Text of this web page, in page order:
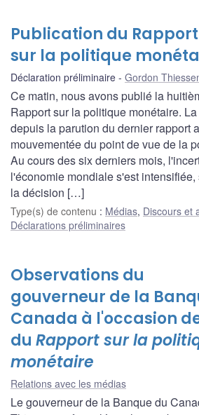
Publication du Rapport
sur la politique
Déclaration préliminaire Gordon
Ce matin, nous avons publié la
Rapport sur la politique monétaire.
depuis la parution du dernier rapport
mouvementée du point de vue de la
Au cours des six derniers mois,
l'économie mondiale s'est
la décision […]
Type(s) de contenu : Médias, Discours et
Déclarations préliminaires
Observations du
gouverneur de la
Canada à l'occasion
du Rapport sur la
monétaire
Relations avec les médias
Le gouverneur de la Banque du